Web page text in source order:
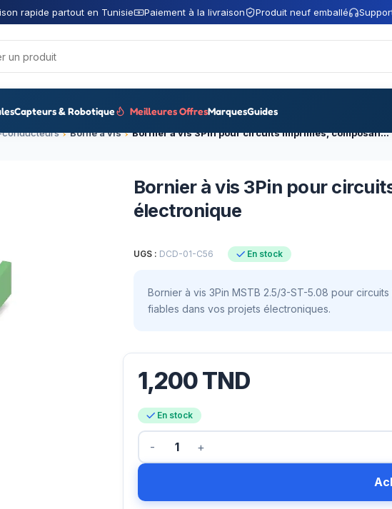
rapide partout en Tunisie Paiement à la livraison Produit neuf emballé
Capteurs & Robotique Meilleures OffresMarquesGuides
conducteurs Borne à vis Bornier à vis 3Pin pour circuits imprimés, composant électronique
Bornier à vis 3Pin pour
électronique
UGS : DCD-01-C56 En stock
Bornier à vis 3Pin MSTB 2.5/3-ST-5.08 pour
fiables dans vos projets électroniques.
1,200TND
En stock